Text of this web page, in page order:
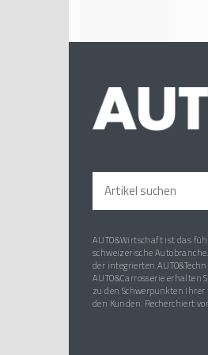
AUTO&Wirtschaft ist das
schweizerische
der integrierten
AUTO&Carrosserie
zu den Schwerpunkten
den Kunden. Recherchiert